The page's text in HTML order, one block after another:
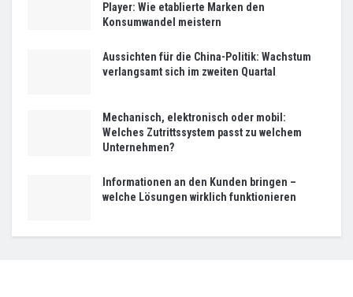
Player: Wie etablierte Marken den
Konsumwandel meistern
Aussichten für die China-Politik: Wachstum
verlangsamt sich im zweiten Quartal
Mechanisch, elektronisch oder mobil:
Welches Zutrittssystem passt zu welchem
Unternehmen?
Informationen an den Kunden bringen –
welche Lösungen wirklich funktionieren